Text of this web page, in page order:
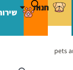
חנות